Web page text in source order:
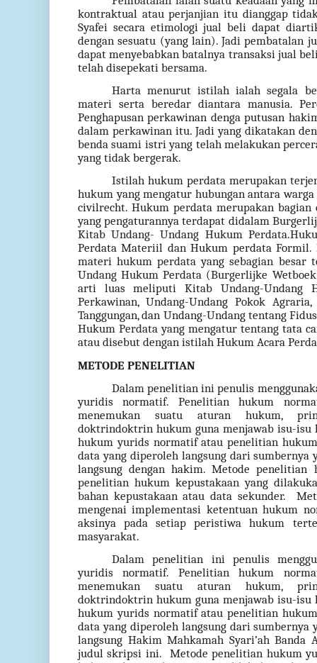
kontraktual atau perjanjian itu dianggap
Syafei secara etimologi jual beli dapat
dengan sesuatu (yang lain). Jadi pembatalan
dapat menyebabkan batalnya transaksi jual
telah disepekati bersama.
Harta menurut istilah ialah segala
materi serta beredar diantara manusia.
Penghapusan perkawinan denga putusan
dalam perkawinan itu. Jadi yang dikatakan
benda suami istri yang telah melakukan
yang tidak bergerak.
Istilah hukum perdata merupakan
hukum yang mengatur hubungan antara
civilrecht. Hukum perdata merupakan
yang pengaturannya terdapat didalam
Kitab Undang- Undang Hukum
Perdata Materiil dan Hukum perdata
materi hukum perdata yang sebagian besar
Undang Hukum Perdata (Burgerlijke
arti luas meliputi Kitab Undang-Undang
Perkawinan, Undang-Undang Pokok
Tanggungan, dan Undang-Undang tentang
Hukum Perdata yang mengatur tentang tata
atau disebut dengan istilah Hukum Acara
METODE PENELITIAN
Dalam penelitian ini penulis
yuridis normatif. Penelitian hukum
menemukan suatu aturan hukum,
doktrindoktrin hukum guna menjawab isu-isu
hukum yurids normatif atau penelitian
data yang diperoleh langsung dari sumbernya
langsung dengan hakim. Metode
penelitian hukum kepustakaan yang
bahan kepustakaan atau data sekunder.
mengenai implementasi ketentuan hukum
aksinya pada setiap peristiwa hukum
masyarakat.
Dalam penelitian ini penulis
yuridis normatif. Penelitian hukum
menemukan suatu aturan hukum,
doktrindoktrin hukum guna menjawab isu-isu
hukum yurids normatif atau penelitian
data yang diperoleh langsung dari sumbernya
langsung Hakim Mahkamah Syari’ah Banda
judul skripsi ini.
Metode penelitian hukum